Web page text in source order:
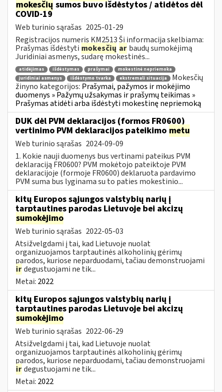
mokesčių sumos buvo išdėstytos / atidėtos dėl
COVID-19
Web turinio sąrašas 2025-01-29
Registracijos numeris KM2513 Ši informacija skelbiama:
Prašymas išdėstyti mokesčių ar baudų sumokėjimą
Juridiniai asmenys, sudarę mokestinės...
atidėjimas išdėstymas prašymai
mokestinė nepriemoka
juridiniai asmenys
išdėstymo tvarka ekstremali situacija
Mokesčių
žinyno kategorijos: Prašymai, pažymos ir mokėjimo
duomenys » Pažymų užsakymas ir prašymų teikimas »
Prašymas atidėti arba išdėstyti mokestinę nepriemoką
DUK dėl PVM deklaracijos (formos FR0600)
vertinimo PVM deklaracijos pateikimo metu
Web turinio sąrašas 2024-09-09
1. Kokie nauji duomenys bus vertinami pateikus PVM
deklaraciją FR0600? PVM mokėtojo pateiktoje PVM
deklaracijoje (formoje FR0600) deklaruota pardavimo
PVM suma bus lyginama su to paties mokestinio...
kitų Europos sąjungos valstybių narių į
tarptautines parodas Lietuvoje bei akcizų
sumokėjimo
Web turinio sąrašas 2022-05-03
Atsižvelgdami į tai, kad Lietuvoje nuolat
organizuojamos tarptautinės alkoholinių gėrimų
parodos, kuriose neparduodami, tačiau demonstruojami
irdegustuojami ne tik...
Metai: 2022
kitų Europos sąjungos valstybių narių į
tarptautines parodas Lietuvoje bei akcizų
sumokėjimo
Web turinio sąrašas 2022-06-29
Atsižvelgdami į tai, kad Lietuvoje nuolat
organizuojamos tarptautinės alkoholinių gėrimų
parodos, kuriose neparduodami, tačiau demonstruojami
irdegustuojami ne tik...
Metai: 2022